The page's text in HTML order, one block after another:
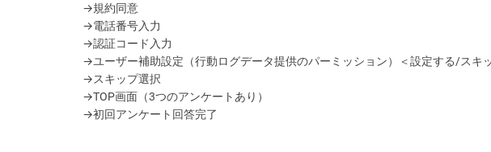
→規約同意
→電話番号入力
→認証コード入力
→ユーザー補助設定（行動ログデータ提供のパーミッション）＜設定する/スキ
→スキップ選択
→TOP画面（3つのアンケートあり）
→初回アンケート回答完了